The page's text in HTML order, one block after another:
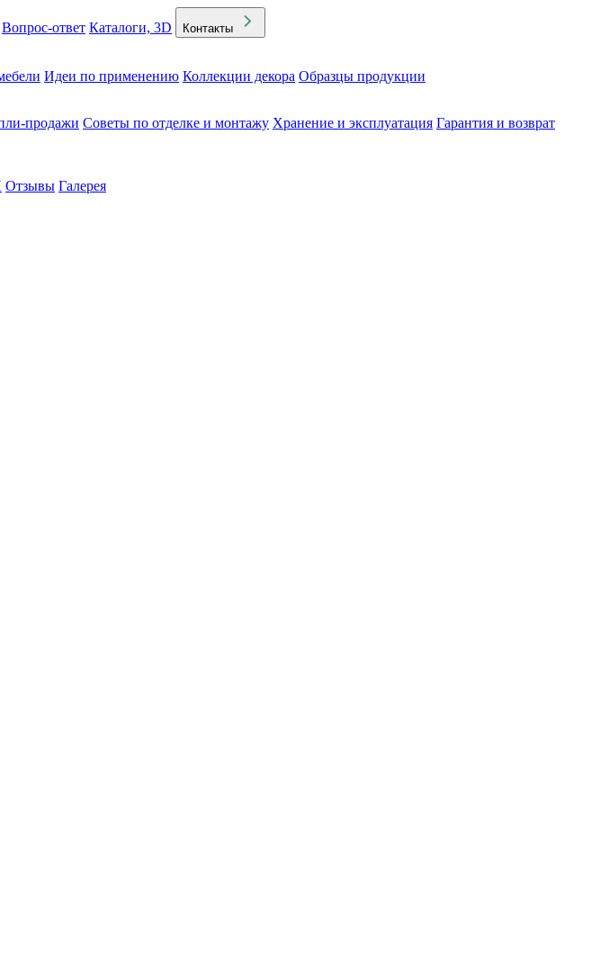
Вопрос-ответ Каталоги, 3D Контакты
Идеи по применению Коллекции декора Образцы продукции
продажи Советы по отделке и монтажу Хранение и эксплуатация Гарантия и возврат
Отзывы Галерея